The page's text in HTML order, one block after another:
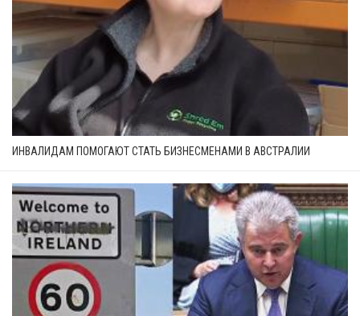
ИНВАЛИДАМ ПОМОГАЮТ СТАТЬ БИЗНЕСМЕНАМИ В АВСТРАЛИИ